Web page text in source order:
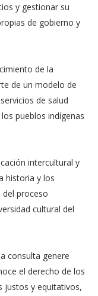
y gestionar su
de gobierno y
de la
de un modelo de
de salud
pueblos indígenas
intercultural y
historia y los
proceso
cultural del
consulta genere
el derecho de los
justos y equitativos,